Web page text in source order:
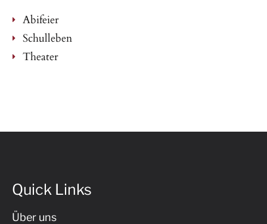
Abifeier
Schulleben
Theater
Quick Links
Über uns